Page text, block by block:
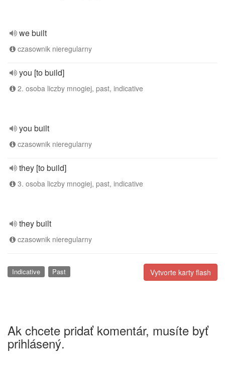
we built
czasownik nieregularny
you [to build]
2. osoba liczby mnogiej, past, indicative
you built
czasownik nieregularny
they [to build]
3. osoba liczby mnogiej, past, indicative
they built
czasownik nieregularny
Vytvorte karty flash
Indicative Past
Ak chcete pridať komentár, musíte byť
prihlásený.